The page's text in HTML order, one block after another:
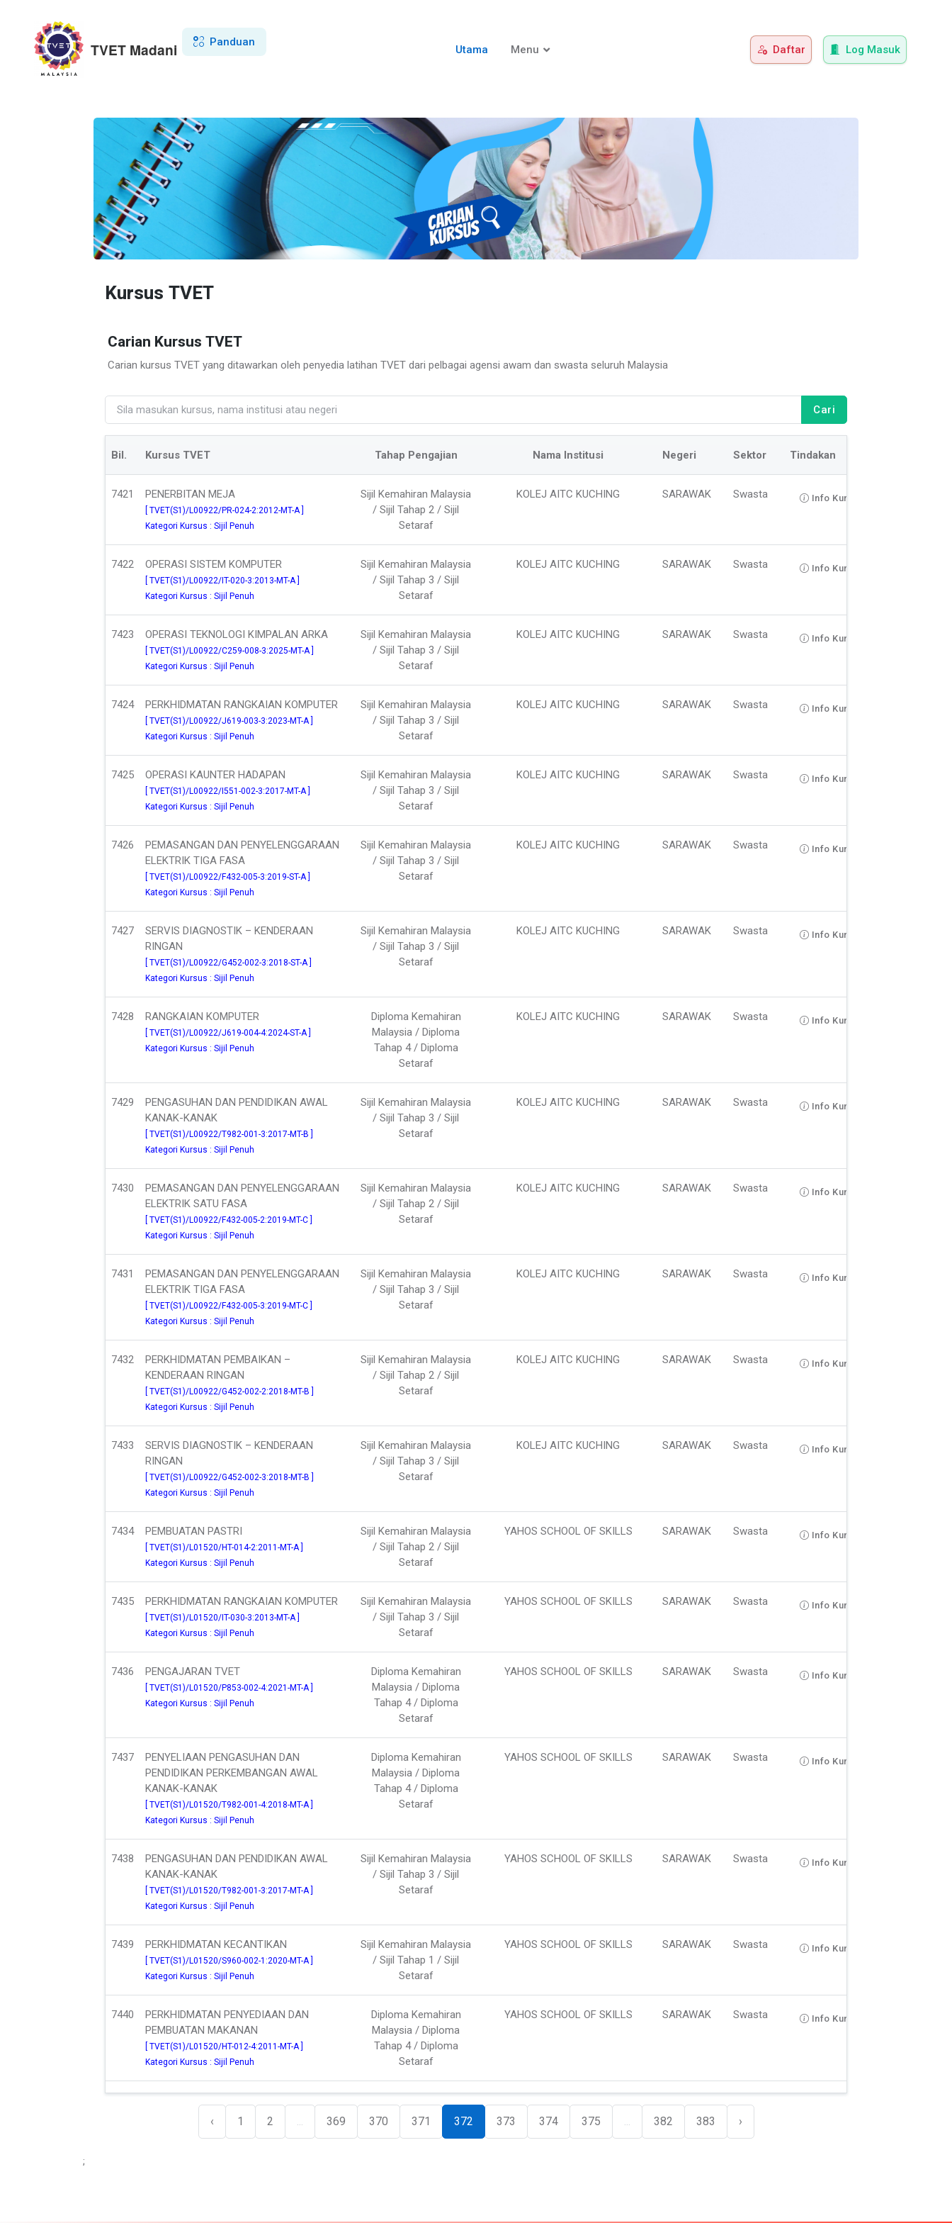
TVET Madani Panduan
Utama Menu Daftar Log Masuk
Kursus TVET
Carian Kursus TVET
Carian kursus TVET yang ditawarkan oleh penyedia latihan TVET dari pelbagai agensi awam dan swasta seluruh Malaysia
Cari
Bil. Kursus TVET Tahap Pengajian Nama Institusi Negeri Sektor Tindakan
7421 PENERBITAN MEJA
[ TVET(S1)/L00922/PR-024-2:2012-MT-A ]
Kategori Kursus : Sijil Penuh
Sijil Kemahiran Malaysia
/ Sijil Tahap 2 / Sijil
Setaraf
KOLEJ AITC KUCHING SARAWAK Swasta Info Kursus
7422 OPERASI SISTEM KOMPUTER
[ TVET(S1)/L00922/IT-020-3:2013-MT-A ]
Kategori Kursus : Sijil Penuh
Sijil Kemahiran Malaysia
/ Sijil Tahap 3 / Sijil
Setaraf
KOLEJ AITC KUCHING SARAWAK Swasta Info Kursus
7423 OPERASI TEKNOLOGI KIMPALAN ARKA
[ TVET(S1)/L00922/C259-008-3:2025-MT-A ]
Kategori Kursus : Sijil Penuh
Sijil Kemahiran Malaysia
/ Sijil Tahap 3 / Sijil
Setaraf
KOLEJ AITC KUCHING SARAWAK Swasta Info Kursus
7424 PERKHIDMATAN RANGKAIAN KOMPUTER
[ TVET(S1)/L00922/J619-003-3:2023-MT-A ]
Kategori Kursus : Sijil Penuh
Sijil Kemahiran Malaysia
/ Sijil Tahap 3 / Sijil
Setaraf
KOLEJ AITC KUCHING SARAWAK Swasta Info Kursus
7425 OPERASI KAUNTER HADAPAN
[ TVET(S1)/L00922/I551-002-3:2017-MT-A ]
Kategori Kursus : Sijil Penuh
Sijil Kemahiran Malaysia
/ Sijil Tahap 3 / Sijil
Setaraf
KOLEJ AITC KUCHING SARAWAK Swasta Info Kursus
7426
PEMASANGAN DAN PENYELENGGARAAN
ELEKTRIK TIGA FASA
[ TVET(S1)/L00922/F432-005-3:2019-ST-A ]
Kategori Kursus : Sijil Penuh
Sijil Kemahiran Malaysia
/ Sijil Tahap 3 / Sijil
Setaraf
KOLEJ AITC KUCHING SARAWAK Swasta Info Kursus
7427
SERVIS DIAGNOSTIK – KENDERAAN
RINGAN
[ TVET(S1)/L00922/G452-002-3:2018-ST-A ]
Kategori Kursus : Sijil Penuh
Sijil Kemahiran Malaysia
/ Sijil Tahap 3 / Sijil
Setaraf
KOLEJ AITC KUCHING SARAWAK Swasta Info Kursus
7428 RANGKAIAN KOMPUTER
[ TVET(S1)/L00922/J619-004-4:2024-ST-A ]
Kategori Kursus : Sijil Penuh
Diploma Kemahiran
Malaysia / Diploma
Tahap 4 / Diploma
Setaraf
KOLEJ AITC KUCHING SARAWAK Swasta Info Kursus
7429
PENGASUHAN DAN PENDIDIKAN AWAL
KANAK-KANAK
[ TVET(S1)/L00922/T982-001-3:2017-MT-B ]
Kategori Kursus : Sijil Penuh
Sijil Kemahiran Malaysia
/ Sijil Tahap 3 / Sijil
Setaraf
KOLEJ AITC KUCHING SARAWAK Swasta Info Kursus
7430
PEMASANGAN DAN PENYELENGGARAAN
ELEKTRIK SATU FASA
[ TVET(S1)/L00922/F432-005-2:2019-MT-C ]
Kategori Kursus : Sijil Penuh
Sijil Kemahiran Malaysia
/ Sijil Tahap 2 / Sijil
Setaraf
KOLEJ AITC KUCHING SARAWAK Swasta Info Kursus
7431
PEMASANGAN DAN PENYELENGGARAAN
ELEKTRIK TIGA FASA
[ TVET(S1)/L00922/F432-005-3:2019-MT-C ]
Kategori Kursus : Sijil Penuh
Sijil Kemahiran Malaysia
/ Sijil Tahap 3 / Sijil
Setaraf
KOLEJ AITC KUCHING SARAWAK Swasta Info Kursus
7432
PERKHIDMATAN PEMBAIKAN –
KENDERAAN RINGAN
[ TVET(S1)/L00922/G452-002-2:2018-MT-B ]
Kategori Kursus : Sijil Penuh
Sijil Kemahiran Malaysia
/ Sijil Tahap 2 / Sijil
Setaraf
KOLEJ AITC KUCHING SARAWAK Swasta Info Kursus
7433
SERVIS DIAGNOSTIK – KENDERAAN
RINGAN
[ TVET(S1)/L00922/G452-002-3:2018-MT-B ]
Kategori Kursus : Sijil Penuh
Sijil Kemahiran Malaysia
/ Sijil Tahap 3 / Sijil
Setaraf
KOLEJ AITC KUCHING SARAWAK Swasta Info Kursus
7434 PEMBUATAN PASTRI
[ TVET(S1)/L01520/HT-014-2:2011-MT-A ]
Kategori Kursus : Sijil Penuh
Sijil Kemahiran Malaysia
/ Sijil Tahap 2 / Sijil
Setaraf
YAHOS SCHOOL OF SKILLS SARAWAK Swasta Info Kursus
7435 PERKHIDMATAN RANGKAIAN KOMPUTER
[ TVET(S1)/L01520/IT-030-3:2013-MT-A ]
Kategori Kursus : Sijil Penuh
Sijil Kemahiran Malaysia
/ Sijil Tahap 3 / Sijil
Setaraf
YAHOS SCHOOL OF SKILLS SARAWAK Swasta Info Kursus
7436 PENGAJARAN TVET
[ TVET(S1)/L01520/P853-002-4:2021-MT-A ]
Kategori Kursus : Sijil Penuh
Diploma Kemahiran
Malaysia / Diploma
Tahap 4 / Diploma
Setaraf
YAHOS SCHOOL OF SKILLS SARAWAK Swasta Info Kursus
7437
PENYELIAAN PENGASUHAN DAN
PENDIDIKAN PERKEMBANGAN AWAL
KANAK-KANAK
[ TVET(S1)/L01520/T982-001-4:2018-MT-A ]
Kategori Kursus : Sijil Penuh
Diploma Kemahiran
Malaysia / Diploma
Tahap 4 / Diploma
Setaraf
YAHOS SCHOOL OF SKILLS SARAWAK Swasta Info Kursus
7438
PENGASUHAN DAN PENDIDIKAN AWAL
KANAK-KANAK
[ TVET(S1)/L01520/T982-001-3:2017-MT-A ]
Kategori Kursus : Sijil Penuh
Sijil Kemahiran Malaysia
/ Sijil Tahap 3 / Sijil
Setaraf
YAHOS SCHOOL OF SKILLS SARAWAK Swasta Info Kursus
7439 PERKHIDMATAN KECANTIKAN
[ TVET(S1)/L01520/S960-002-1:2020-MT-A ]
Kategori Kursus : Sijil Penuh
Sijil Kemahiran Malaysia
/ Sijil Tahap 1 / Sijil
Setaraf
YAHOS SCHOOL OF SKILLS SARAWAK Swasta Info Kursus
7440
PERKHIDMATAN PENYEDIAAN DAN
PEMBUATAN MAKANAN
[ TVET(S1)/L01520/HT-012-4:2011-MT-A ]
Kategori Kursus : Sijil Penuh
Diploma Kemahiran
Malaysia / Diploma
Tahap 4 / Diploma
Setaraf
YAHOS SCHOOL OF SKILLS SARAWAK Swasta Info Kursus
‹ 1 2 ... 369 370 371 372 373 374 375 ... 382 383 ›
;